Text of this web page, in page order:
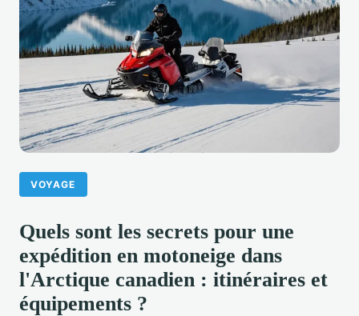
VOYAGE
Quels sont les secrets pour une
expédition en motoneige dans
l'Arctique canadien : itinéraires et
équipements ?